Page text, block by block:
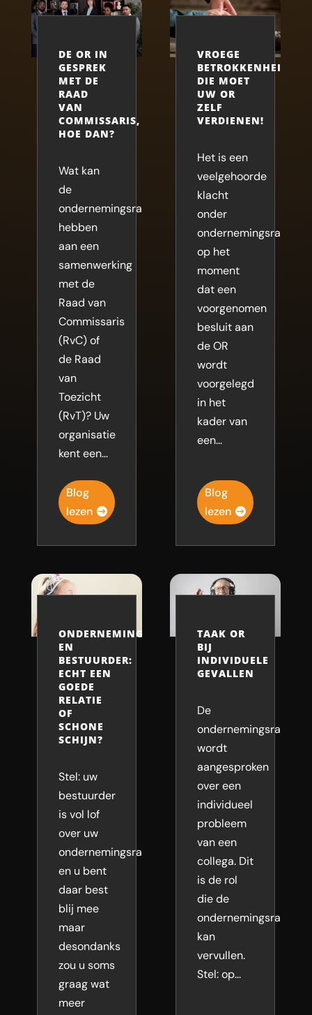
DE OR IN
GESPREK
MET DE
RAAD
VAN
COMMISSARIS,
HOE DAN?
Wat kan
de
ondernemingsraad
hebben
aan een
samenwerking
met de
Raad van
Commissaris
(RvC) of
de Raad
van
Toezicht
(RvT)? Uw
organisatie
kent een...
Blog
lezen
VROEGE
BETROKKENHEID:
DIE MOET
UW OR
ZELF
VERDIENEN!
Het is een
veelgehoorde
klacht
onder
ondernemingsraden:
op het
moment
dat een
voorgenomen
besluit aan
de OR
wordt
voorgelegd
in het
kader van
een...
Blog
lezen
ONDERNEMINGSRAAD
EN
BESTUURDER:
ECHT EEN
GOEDE
RELATIE
OF
SCHONE
SCHIJN?
Stel: uw
bestuurder
is vol lof
over uw
ondernemingsraad,
en u bent
daar best
blij mee
maar
desondanks
zou u soms
graag wat
meer
TAAK OR
BIJ
INDIVIDUELE
GEVALLEN
De
ondernemingsraad
wordt
aangesproken
over een
individueel
probleem
van een
collega. Dit
is de rol
die de
ondernemingsraad
kan
vervullen.
Stel: op...